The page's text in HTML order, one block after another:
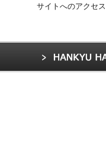
サイトへのアクセ